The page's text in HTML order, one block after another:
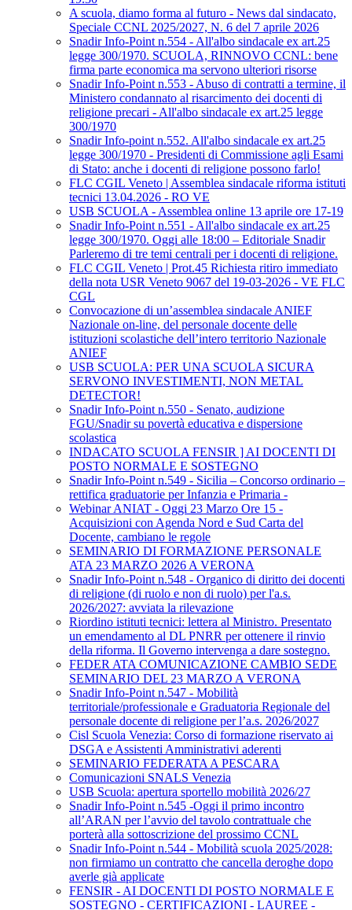
A scuola, diamo forma al futuro - News dal sindacato,
Speciale CCNL 2025/2027, N. 6 del 7 aprile 2026
Snadir Info-Point n.554 - All'albo sindacale ex art.25
legge 300/1970. SCUOLA, RINNOVO CCNL: bene
firma parte economica ma servono ulteriori risorse
Snadir Info-Point n.553 - Abuso di contratti a termine, il
Ministero condannato al risarcimento dei docenti di
religione precari - All'albo sindacale ex art.25 legge
300/1970
Snadir Info-point n.552. All'albo sindacale ex art.25
legge 300/1970 - Presidenti di Commissione agli Esami
di Stato: anche i docenti di religione possono farlo!
FLC CGIL Veneto | Assemblea sindacale riforma istituti
tecnici 13.04.2026 - RO VE
USB SCUOLA - Assemblea online 13 aprile ore 17-19
Snadir Info-Point n.551 - All'albo sindacale ex art.25
legge 300/1970. Oggi alle 18:00 – Editoriale Snadir
Parleremo di tre temi centrali per i docenti di religione.
FLC CGIL Veneto | Prot.45 Richiesta ritiro immediato
della nota USR Veneto 9067 del 19-03-2026 - VE FLC
CGL
Convocazione di un’assemblea sindacale ANIEF
Nazionale on-line, del personale docente delle
istituzioni scolastiche dell’intero territorio Nazionale
ANIEF
USB SCUOLA: PER UNA SCUOLA SICURA
SERVONO INVESTIMENTI, NON METAL
DETECTOR!
Snadir Info-Point n.550 - Senato, audizione
FGU/Snadir su povertà educativa e dispersione
scolastica
INDACATO SCUOLA FENSIR ] AI DOCENTI DI
POSTO NORMALE E SOSTEGNO
Snadir Info-Point n.549 - Sicilia – Concorso ordinario –
rettifica graduatorie per Infanzia e Primaria -
Webinar ANIAT - Oggi 23 Marzo Ore 15 -
Acquisizioni con Agenda Nord e Sud Carta del
Docente, cambiano le regole
SEMINARIO DI FORMAZIONE PERSONALE
ATA 23 MARZO 2026 A VERONA
Snadir Info-Point n.548 - Organico di diritto dei docenti
di religione (di ruolo e non di ruolo) per l'a.s.
2026/2027: avviata la rilevazione
Riordino istituti tecnici: lettera al Ministro. Presentato
un emendamento al DL PNRR per ottenere il rinvio
della riforma. Il Governo intervenga a dare sostegno.
FEDER ATA COMUNICAZIONE CAMBIO SEDE
SEMINARIO DEL 23 MARZO A VERONA
Snadir Info-Point n.547 - Mobilità
territoriale/professionale e Graduatoria Regionale del
personale docente di religione per l’a.s. 2026/2027
Cisl Scuola Venezia: Corso di formazione riservato ai
DSGA e Assistenti Amministrativi aderenti
SEMINARIO FEDERATA A PESCARA
Comunicazioni SNALS Venezia
USB Scuola: apertura sportello mobilità 2026/27
Snadir Info-Point n.545 -Oggi il primo incontro
all’ARAN per l’avvio del tavolo contrattuale che
porterà alla sottoscrizione del prossimo CCNL
Snadir Info-Point n.544 - Mobilità scuola 2025/2028:
non firmiamo un contratto che cancella deroghe dopo
averle già applicate
FENSIR - AI DOCENTI DI POSTO NORMALE E
SOSTEGNO - CERTIFICAZIONI - LAUREE -